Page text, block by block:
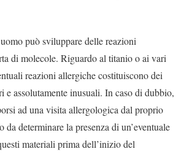
può sviluppare delle reazioni
di molecole. Riguardo al titanio o ai vari
reazioni allergiche costituiscono dei
e assolutamente inusuali. In caso di dubbio,
ad una visita allergologica dal proprio
determinare la presenza di un’eventuale
materiali prima dell’inizio del